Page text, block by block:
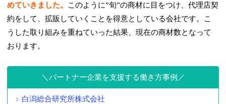
めていきました。
このように”旬”の商材に目をつけ、代理店契
約をして、拡販していくことを得意としている会社です。こ
うした取り組みを重ねていった結果、現在の商材数となって
おります。
パートナー企業を支援する働き方事例
白潟総合研究所株式会社